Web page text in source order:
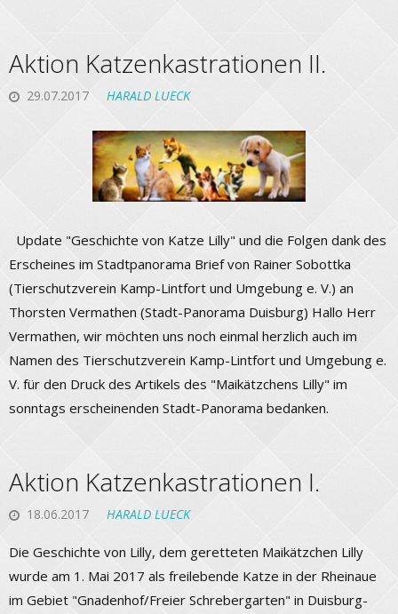
Aktion Katzenkastrationen II.
29.07.2017 HARALD LUECK
Update "Geschichte von Katze Lilly" und die Folgen dank des
Erscheines im Stadtpanorama Brief von Rainer Sobottka
(Tierschutzverein Kamp-Lintfort und Umgebung e. V.) an
Thorsten Vermathen (Stadt-Panorama Duisburg) Hallo Herr
Vermathen, wir möchten uns noch einmal herzlich auch im
Namen des Tierschutzverein Kamp-Lintfort und Umgebung e.
V. für den Druck des Artikels des "Maikätzchens Lilly" im
sonntags erscheinenden Stadt-Panorama bedanken.
Aktion Katzenkastrationen I.
18.06.2017 HARALD LUECK
Die Geschichte von Lilly, dem geretteten Maikätzchen Lilly
wurde am 1. Mai 2017 als freilebende Katze in der Rheinaue
im Gebiet "Gnadenhof/Freier Schrebergarten" in Duisburg-